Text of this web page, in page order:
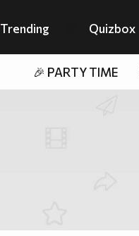
Trending Quizbox
🎉 PARTY TIME